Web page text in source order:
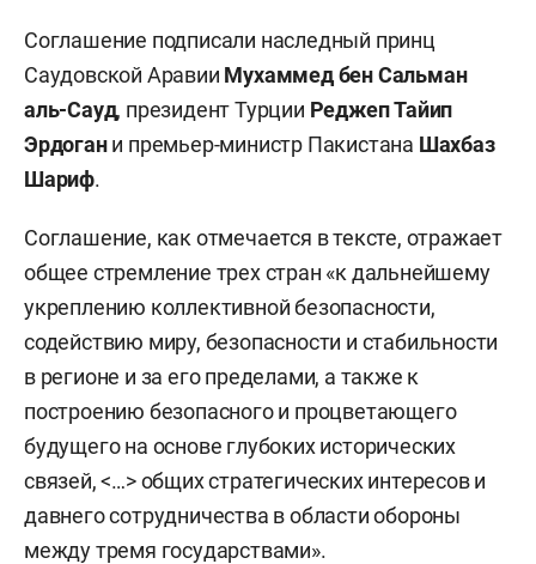
Соглашение подписали наследный принц
Саудовской Аравии Мухаммед бен Сальман
аль-Сауд, президент Турции РеджепТайип
Эрдогани премьер-министр Пакистана Шахбаз
Шариф.
Соглашение, как отмечается в тексте, отражает
общее стремление трех стран «к дальнейшему
укреплению коллективной безопасности,
содействию миру, безопасности и стабильности
в регионе и за его пределами, а также к
построению безопасного и процветающего
будущего на основе глубоких исторических
связей, <…> общих стратегических интересов и
давнего сотрудничества в области обороны
между тремя государствами».